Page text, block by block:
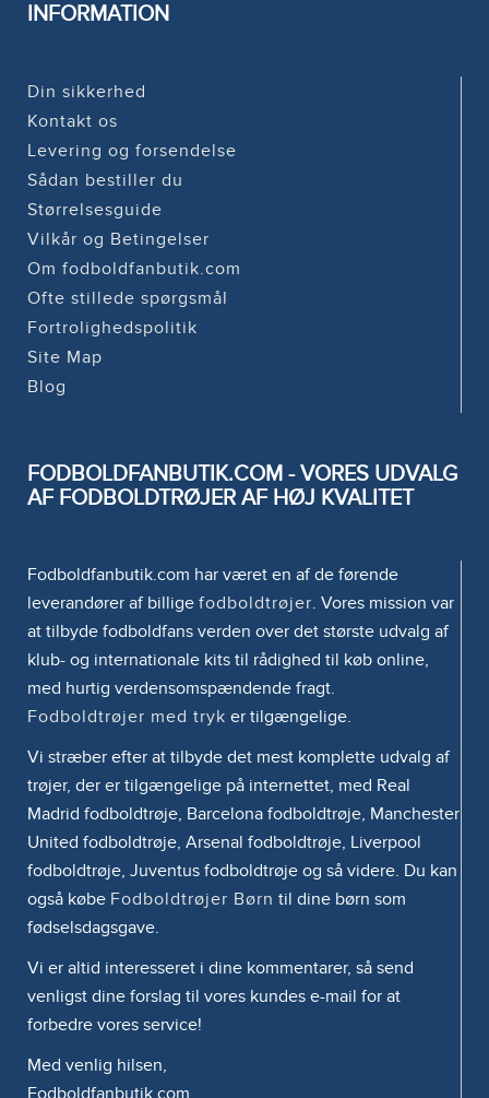
INFORMATION
Din sikkerhed
Kontakt os
Levering og forsendelse
Sådan bestiller du
Størrelsesguide
Vilkår og Betingelser
Om fodboldfanbutik.com
Ofte stillede spørgsmål
Fortrolighedspolitik
Site Map
Blog
FODBOLDFANBUTIK.COM - VORES UDVALG
AF FODBOLDTRØJER AF HØJ KVALITET
Fodboldfanbutik.com har været en af de førende
leverandører af billige fodboldtrøjer. Vores mission var
at tilbyde fodboldfans verden over det største udvalg af
klub- og internationale kits til rådighed til køb online,
med hurtig verdensomspændende fragt.
Fodboldtrøjer med tryk er tilgængelige.
Vi stræber efter at tilbyde det mest komplette udvalg af
trøjer, der er tilgængelige på internettet, med Real
Madrid fodboldtrøje, Barcelona fodboldtrøje, Manchester
United fodboldtrøje, Arsenal fodboldtrøje, Liverpool
fodboldtrøje, Juventus fodboldtrøje og så videre. Du kan
også købe Fodboldtrøjer Børn til dine børn som
fødselsdagsgave.
Vi er altid interesseret i dine kommentarer, så send
venligst dine forslag til vores kundes e-mail for at
forbedre vores service!
Med venlig hilsen,